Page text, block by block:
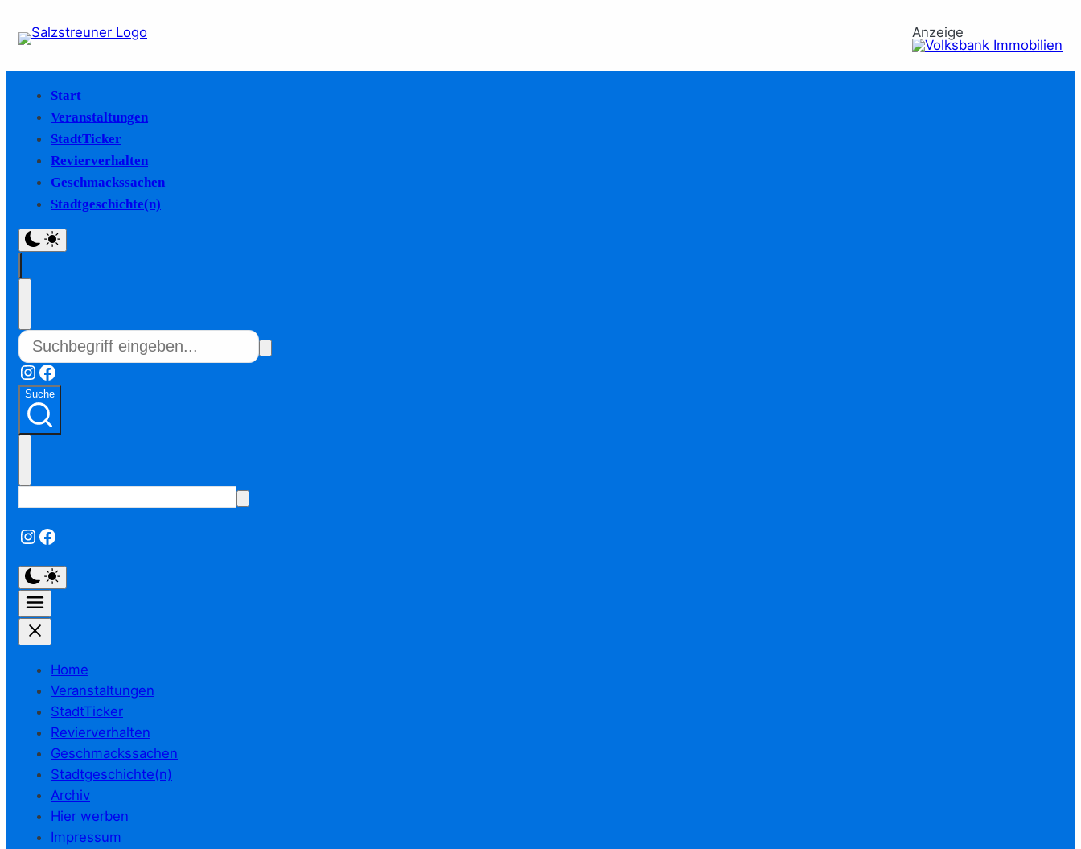
Anzeige
Start
Veranstaltungen
StadtTicker
Revierverhalten
Geschmackssachen
Stadtgeschichte(n)
Instagram
Facebook
Suche
Instagram
Facebook
Home
Veranstaltungen
StadtTicker
Revierverhalten
Geschmackssachen
Stadtgeschichte(n)
Archiv
Hier werben
Impressum